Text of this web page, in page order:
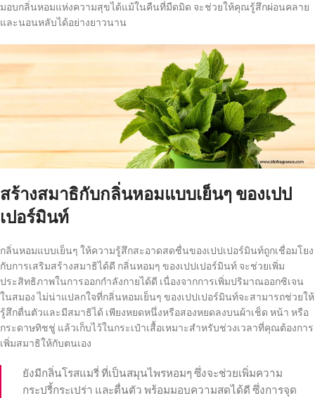
มอบกลิ่นหอมแห่งความสุขได้แม้ในคืนที่มืดมิด จะช่วยให้คุณรู้สึกผ่อนคลาย
และนอนหลับได้อย่างยาวนาน
สร้างสมาธิกับกลิ่นหอมแบบเย็นๆ ของเปป
เปอร์มินท์
กลิ่นหอมแบบเย็นๆ ให้ความรู้สึกสะอาดสดชื่นของเปปเปอร์มินท์ถูกเชื่อมโยง
กับการเสริมสร้างสมาธิได้ดี กลิ่นหอมๆ ของเปปเปอร์มินท์ จะช่วยเพิ่ม
ประสิทธิภาพในการออกกำลังกายได้ดี เนื่องจากการเพิ่มปริมาณออกซิเจน
ในสมอง ไม่น่าแปลกใจที่กลิ่นหอมเย็นๆ ของเปปเปอร์มินท์จะสามารถช่วยให้
รู้สึกตื่นตัวและมีสมาธิได้ เพียงหยดหนึ่งหรือสองหยดลงบนผ้าเช็ด หน้า หรือ
กระดาษทิชชู่ แล้วเก็บไว้ในกระเป๋าเสื้อเหมาะสำหรับช่วงเวลาที่คุณต้องการ
เพิ่มสมาธิให้กับตนเอง
ยังมีกลิ่นโรสแมรี่ ที่เป็นสมุนไพรหอมๆ ซึ่งจะช่วยเพิ่มความ
กระปรี้กระเปร่า และตื่นตัว พร้อมมอบความสดได้ดี ซึ่งการจุด